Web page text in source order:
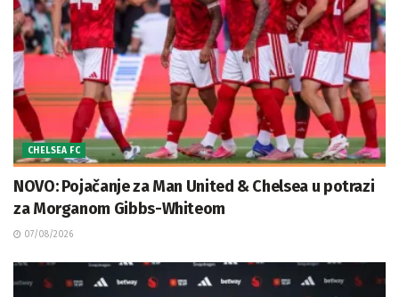
CHELSEA FC
NOVO: Pojačanje za Man United & Chelsea u potrazi
za Morganom Gibbs-Whiteom
07/08/2026